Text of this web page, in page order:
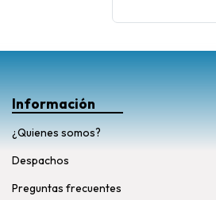
Información
¿Quienes somos?
Despachos
Preguntas frecuentes